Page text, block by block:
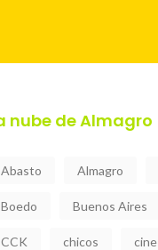
nube de Almagro
Abasto Almagro
Boedo Buenos Aires
CCK chicos cine